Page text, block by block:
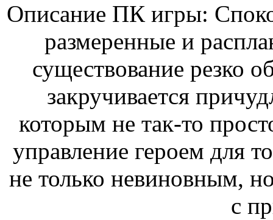
Описание ПК игры:
размеренные и
существование резко
закручивается
которым не так-то
управление героем для
не только невиновным,
с